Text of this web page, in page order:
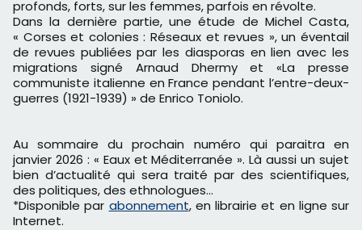
profonds, forts, sur les femmes, parfois en révolte.
Dans la dernière partie, une étude de Michel Casta,
« Corses et colonies : Réseaux et revues », un éventail
de revues publiées par les diasporas en lien avec les
migrations signé Arnaud Dhermy et «La presse
communiste italienne en France pendant l’entre-deux-
guerres (1921-1939) » de Enrico Toniolo.
Au sommaire du prochain numéro qui paraitra en
janvier 2026 : « Eaux et Méditerranée ». Là aussi un sujet
bien d’actualité qui sera traité par des scientifiques,
des politiques, des ethnologues…
*Disponible par abonnement, en librairie et en ligne sur
Internet.